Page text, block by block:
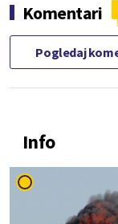
Komentari
Pogledaj
Info